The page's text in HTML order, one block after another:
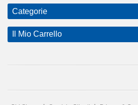
Categorie
Il Mio Carrello